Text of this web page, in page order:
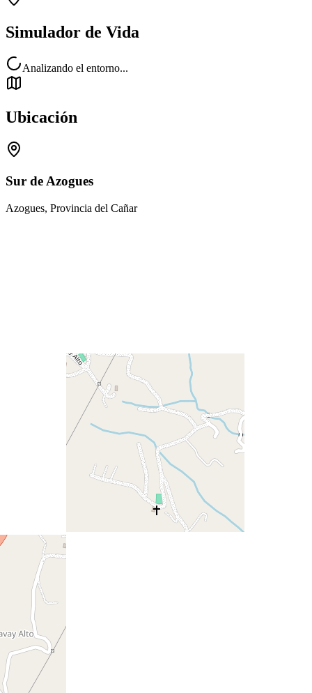
Simulador de Vida
Analizando el entorno...
Ubicación
Sur de Azogues
Azogues, Provincia del Cañar